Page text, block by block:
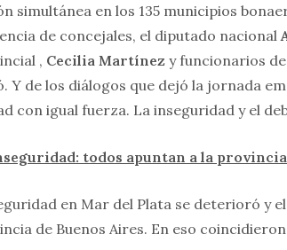
simultánea en los 135 municipios
de concejales, el diputado nacional
, Cecilia Martínez y funcionarios
Y de los diálogos que dejó la jornada
con igual fuerza. La inseguridad y el
todos apuntan a la
en Mar del Plata se deterioró y
de Buenos Aires. En eso